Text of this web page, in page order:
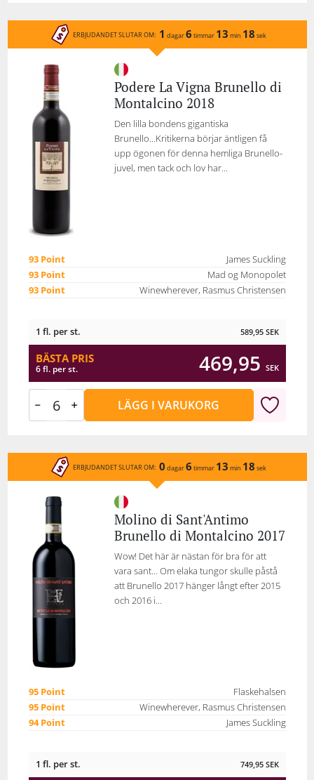
ERBJUDANDET SLUTAR OM: 1 dagar6 timmar 13 min 18 sek
Podere La Vigna Brunello di
Montalcino 2018
Den lilla bondens gigantiska
Brunello...Kritikerna börjar äntligen få
upp ögonen för denna hemliga Brunello-
juvel, men tack och lov har...
93 Point
James Suckling
93 Point
Mad og Monopolet
93 Point
Winewherever, Rasmus Christensen
1 fl. per st. 589,95 SEK
BÄSTA PRIS
6 fl. per st. 469,95 SEK
LÄGG I VARUKORG
ERBJUDANDET SLUTAR OM: 0 dagar6 timmar 13 min 18 sek
Molino di Sant'Antimo
Brunello di Montalcino 2017
Wow! Det här är nästan för bra för att
vara sant... Om elaka tungor skulle påstå
att Brunello 2017 hänger långt efter 2015
och 2016 i...
95 Point
Flaskehalsen
95 Point
Winewherever, Rasmus Christensen
94 Point
James Suckling
1 fl. per st. 749,95 SEK